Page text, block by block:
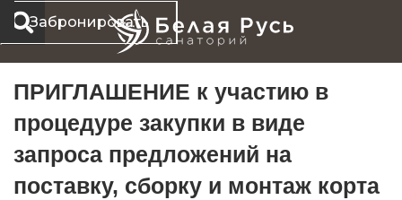
Перейти
Забронировать
ПРИГЛАШЕНИЕ к участию в
процедуре закупки в виде
запроса предложений на
поставку, сборку и монтаж корта